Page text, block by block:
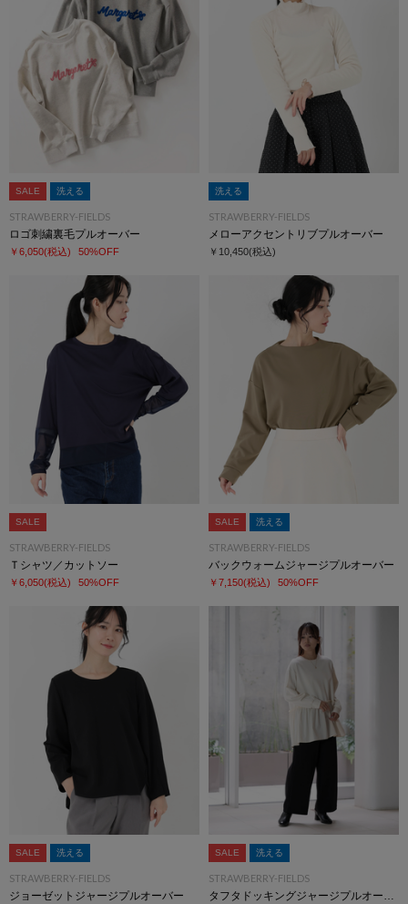
SALE 洗える
STRAWBERRY-FIELDS
ロゴ刺繍裏毛プルオーバー
￥6,050(税込) 50%OFF
洗える
STRAWBERRY-FIELDS
メローアクセントリブプルオーバー
￥10,450(税込)
SALE
STRAWBERRY-FIELDS
Ｔシャツ／カットソー
￥6,050(税込) 50%OFF
SALE 洗える
STRAWBERRY-FIELDS
バックウォームジャージプルオーバー
￥7,150(税込) 50%OFF
SALE 洗える
STRAWBERRY-FIELDS
ジョーゼットジャージプルオーバー
SALE 洗える
STRAWBERRY-FIELDS